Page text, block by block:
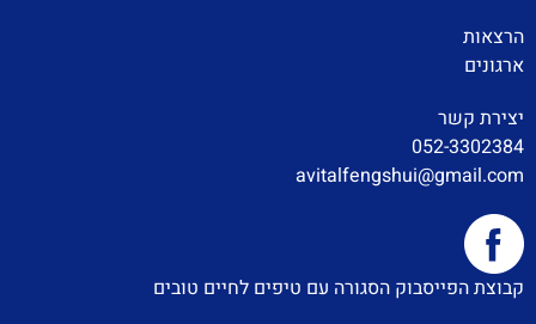
הרצאות
ארגונים
יצירת קשר
052-3302384
avitalfengshui@gmail.com
קבוצת הפייסבוק הסגורה עם טיפים לחיים טובים